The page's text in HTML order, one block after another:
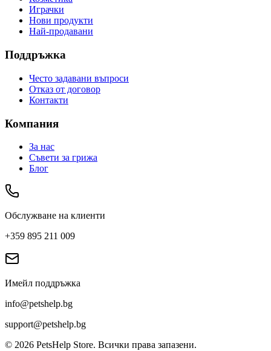
Играчки
Нови продукти
Най-продавани
Поддръжка
Често задавани въпроси
Отказ от договор
Контакти
Компания
За нас
Съвети за грижа
Блог
Обслужване на клиенти
+359 895 211 009
Имейл поддръжка
info@petshelp.bg
support@petshelp.bg
© 2026 PetsHelp Store. Всички права запазени.